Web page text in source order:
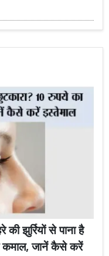
झुर्रियों से पाना है
कमाल, जानें कैसे करें